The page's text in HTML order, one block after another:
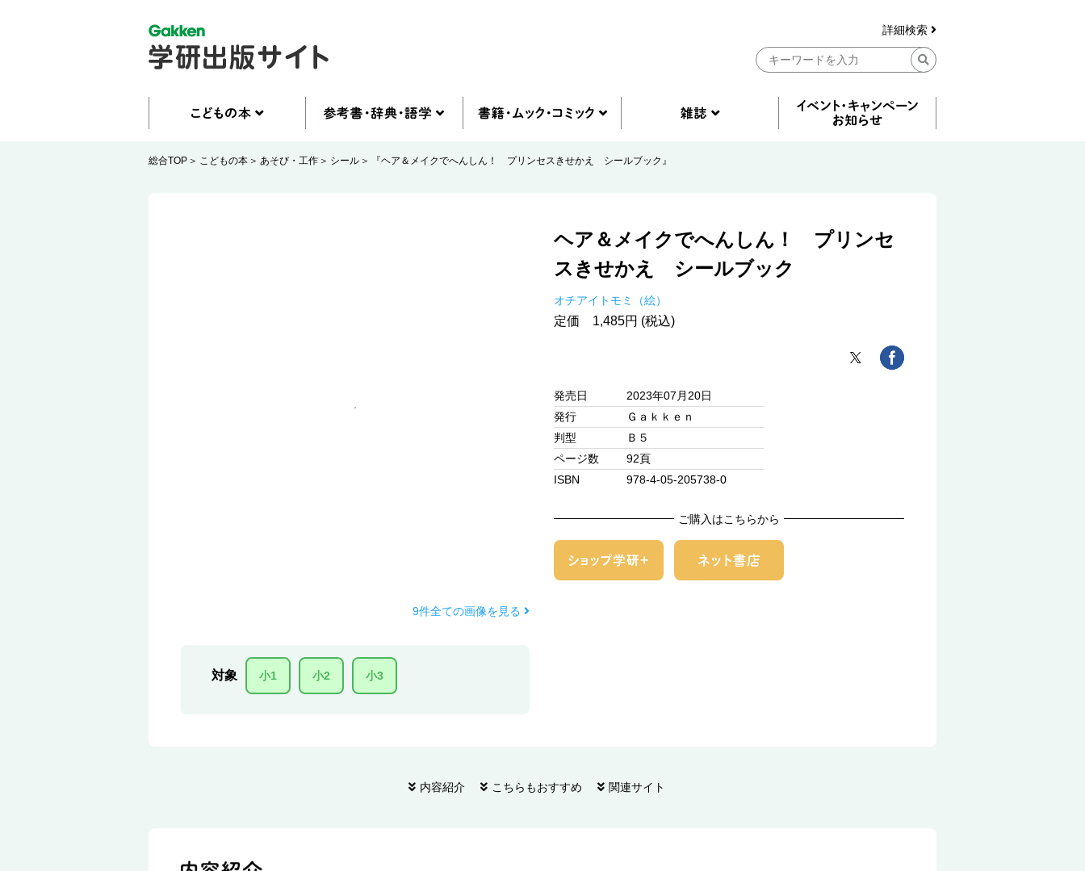
詳細検索
総合TOP こどもの本 あそび・工作 シール 『ヘア＆メイクでへんしん！ プリンセスきせかえ シールブック』
9件全ての画像を見る
対象 小1 小2 小3
ヘア＆メイクでへんしん！ プリンセ
スきせかえ シールブック
オチアイトモミ（絵）
定価 1,485円 (税込)
発売日
2023年07月20日
発行
Ｇａｋｋｅｎ
判型
Ｂ５
ページ数
92頁
ISBN
978-4-05-205738-0
ご購入はこちらから
内容紹介 こちらもおすすめ 関連サイト